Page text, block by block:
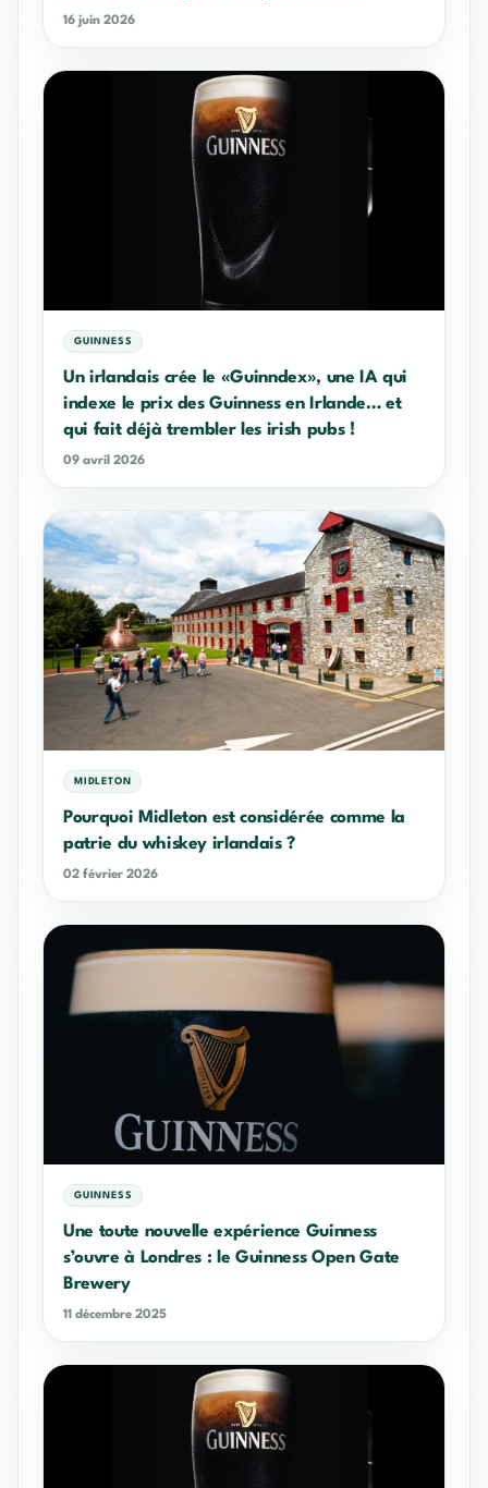
16 juin 2026
GUINNESS
Un irlandais crée le «Guinndex», une IA qui
indexe le prix des Guinness en Irlande… et
qui fait déjà trembler les irish pubs !
09 avril 2026
MIDLETON
Pourquoi Midleton est considérée comme la
patrie du whiskey irlandais ?
02 février 2026
GUINNESS
Une toute nouvelle expérience Guinness
s’ouvre à Londres : le Guinness Open Gate
Brewery
11 décembre 2025